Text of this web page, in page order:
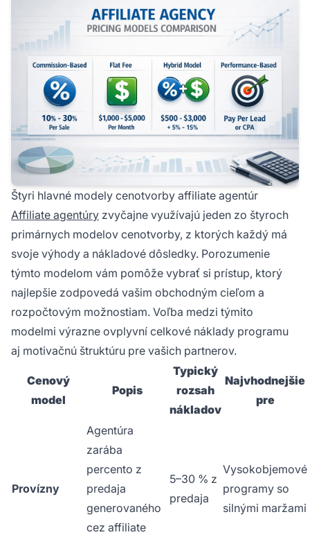
Štyri hlavné modely cenotvorby affiliate agentúr
Affiliate agentúry zvyčajne využívajú jeden zo štyroch
primárnych modelov cenotvorby, z ktorých každý má
svoje výhody a nákladové dôsledky. Porozumenie
týmto modelom vám pomôže vybrať si prístup, ktorý
najlepšie zodpovedá vašim obchodným cieľom a
rozpočtovým možnostiam. Voľba medzi týmito
modelmi výrazne ovplyvní celkové náklady programu
aj motivačnú štruktúru pre vašich partnerov.
Cenový
model
Popis
Typický
rozsah
nákladov
Najvhodnejšie
pre
Provízny
Agentúra
zarába
percento z
predaja
generovaného
cez affiliate
5–30 % z
predaja
Vysokobjemové
programy so
silnými maržami